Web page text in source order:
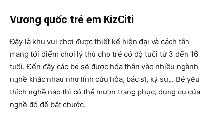
Vương quốc trẻ em KizCiti
Đây là khu vui chơi được thiết kế hiện đại và cách tân
mang tới điểm chơi lý thú cho trẻ có độ tuổi từ 3 đến 16
tuổi. Đến đây các bé sẽ được hóa thân vào nhiều ngành
nghề khác nhau như lính cứu hỏa, bác sĩ, kỹ sư,.. Bé yêu
thích nghề nào thì có thể mượn trang phục, dụng cụ của
nghề đó để bắt chước.